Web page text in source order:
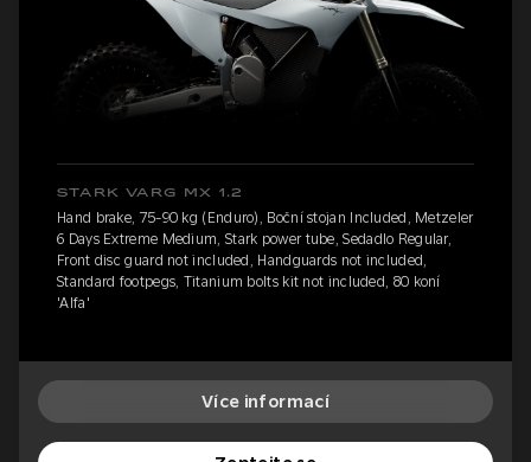
STARK VARG MX 1.2
Hand brake, 75-90 kg (Enduro), Boční stojan Included, Metzeler
6 Days Extreme Medium, Stark power tube, Sedadlo Regular,
Front disc guard not included, Handguards not included,
Standard footpegs, Titanium bolts kit not included, 80 koní
'Alfa'
Více informací